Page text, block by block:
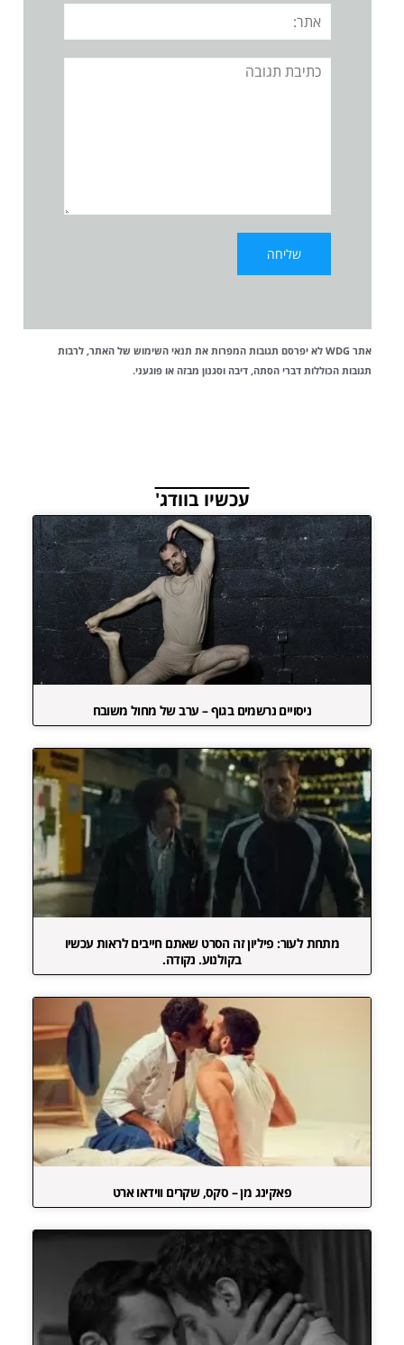
אתר:
תגובה
אתר WDG לא יפרסם תגובות המפרות את תנאי השימוש של האתר, לרבות
תגובות הכוללות דברי הסתה, דיבה וסגנון מבזה או פוגעני.
עכשיו בוודג'
ניסויים נרשמים בגוף – ערב של מחול משובח
מתחת לעור: פיליון זה הסרט שאתם חייבים לראות עכשיו
בקולנוע. נקודה.
פאקינג מן – סקס, שקרים ווידאו ארט